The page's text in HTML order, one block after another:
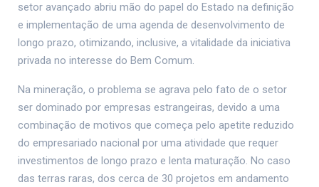
setor avançado abriu mão do papel do Estado na definição
e implementação de uma agenda de desenvolvimento de
longo prazo, otimizando, inclusive, a vitalidade da iniciativa
privada no interesse do Bem Comum.
Na mineração, o problema se agrava pelo fato de o setor
ser dominado por empresas estrangeiras, devido a uma
combinação de motivos que começa pelo apetite reduzido
do empresariado nacional por uma atividade que requer
investimentos de longo prazo e lenta maturação. No caso
das terras raras, dos cerca de 30 projetos em andamento